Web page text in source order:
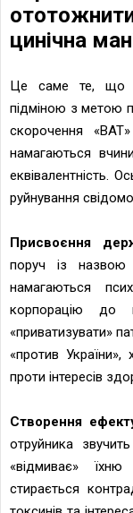
цинічна
Це саме те, що в
підміною з метою
скорочення
намагаються
еквівалентність.
руйнування
Присвоєння
поруч із назвою
намагаються
корпорацію до
«приватизувати»
«против
проти інтересів
Створення
отруйника
«відмиває» їхню
стирається